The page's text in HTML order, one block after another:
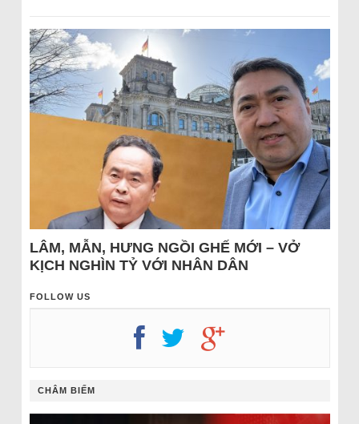
LÂM, MẪN, HƯNG NGỒI GHẾ MỚI – VỞ
KỊCH NGHÌN TỶ VỚI NHÂN DÂN
FOLLOW US
CHÂM BIẾM